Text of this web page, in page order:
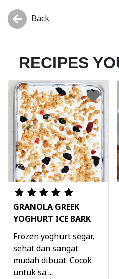
Back
RECIPES
GRANOLA GREEK
YOGHURT ICE BARK
Frozen yoghurt segar,
sehat dan sangat
mudah dibuat. Cocok
untuk sa ...